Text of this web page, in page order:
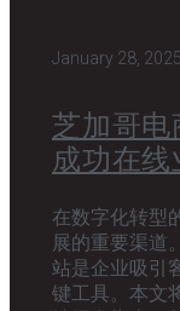
January 28, 2025
芝加哥电
成功在
在数字化转型
展的重要渠道
站是企业吸引
键工具。本文